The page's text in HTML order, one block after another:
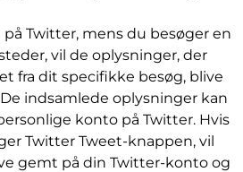
Twitter, mens du besøger en
vil de oplysninger, der
fra dit specifikke besøg, blive
indsamlede oplysninger kan
konto på Twitter. Hvis
Twitter Tweet-knappen, vil
gemt på din Twitter-konto og